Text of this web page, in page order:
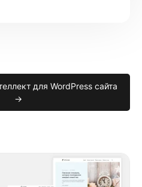
для WordPress сайта
→